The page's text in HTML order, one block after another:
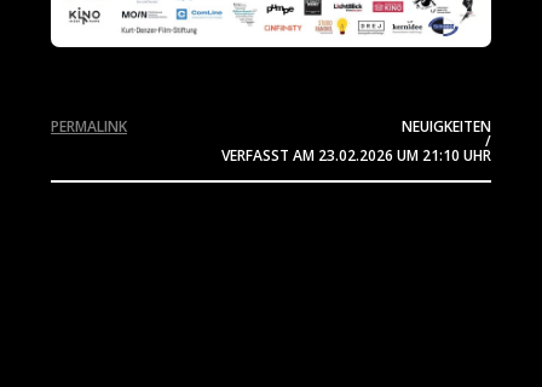
NEUIGKEITEN
/
VERFASST AM 23.02.2026 UM 21:10 UHR
PERMALINK